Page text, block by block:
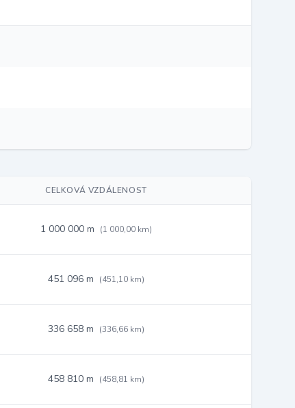
CELKOVÁ VZDÁLENOST
1 000 000 m (1 000,00 km)
451 096 m (451,10 km)
336 658 m (336,66 km)
458 810 m (458,81 km)